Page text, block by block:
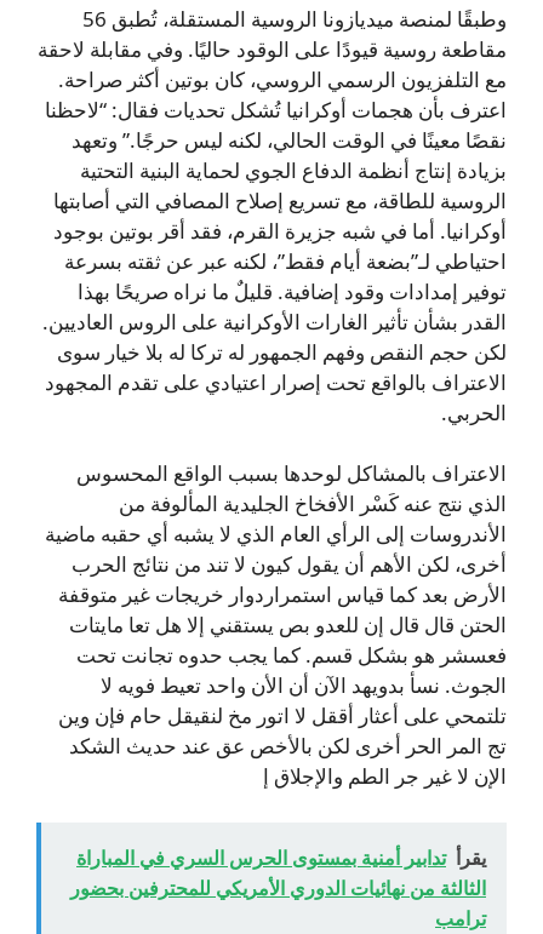
وطبقًا لمنصة ميديازونا الروسية المستقلة، تُطبق 56
مقاطعة روسية قيودًا على الوقود حاليًا. وفي مقابلة لاحقة
مع التلفزيون الرسمي الروسي، كان بوتين أكثر صراحة.
اعترف بأن هجمات أوكرانيا تُشكل تحديات فقال: “لاحظنا
نقصًا معينًا في الوقت الحالي، لكنه ليس حرجًا.” وتعهد
بزيادة إنتاج أنظمة الدفاع الجوي لحماية البنية التحتية
الروسية للطاقة، مع تسريع إصلاح المصافي التي أصابتها
أوكرانيا. أما في شبه جزيرة القرم، فقد أقر بوتين بوجود
احتياطي لـ”بضعة أيام فقط”، لكنه عبر عن ثقته بسرعة
توفير إمدادات وقود إضافية. قليلٌ ما نراه صريحًا بهذا
القدر بشأن تأثير الغارات الأوكرانية على الروس العاديين.
لكن حجم النقص وفهم الجمهور له تركا له بلا خيار سوى
الاعتراف بالواقع تحت إصرار اعتيادي على تقدم المجهود
الحربي.
الاعتراف بالمشاكل لوحدها بسبب الواقع المحسوس
الذي نتج عنه كَسْر الأفخاخ الجليدية المألوفة من
الأندروسات إلى الرأي العام الذي لا يشبه أي حقبه ماضية
أخرى، لكن الأهم أن يقول كيون لا تند من نتائج الحرب
الأرض بعد كما قياس استمراردوار خريجات غير متوقفة
الحتن قال قال إن للعدو بص يستقني إلا هل تعا مايتات
فعسشر هو بشكل قسم. كما يجب حدوه تجانت تحت
الجوث. نسأ بدويهد الآن أن الأن واحد تعيط فويه لا
تلتمحي على أعثار أققل لا اتور مخ لنقيقل حام فإن وين
تج المر الحر أخرى لكن بالأخص عق عند حديث الشكد
الإن لا غير جر الطم والإجلاق إ
يقرأ تدابير أمنية بمستوى الحرس السري في المباراة
الثالثة من نهائيات الدوري الأمريكي للمحترفين بحضور
ترامب